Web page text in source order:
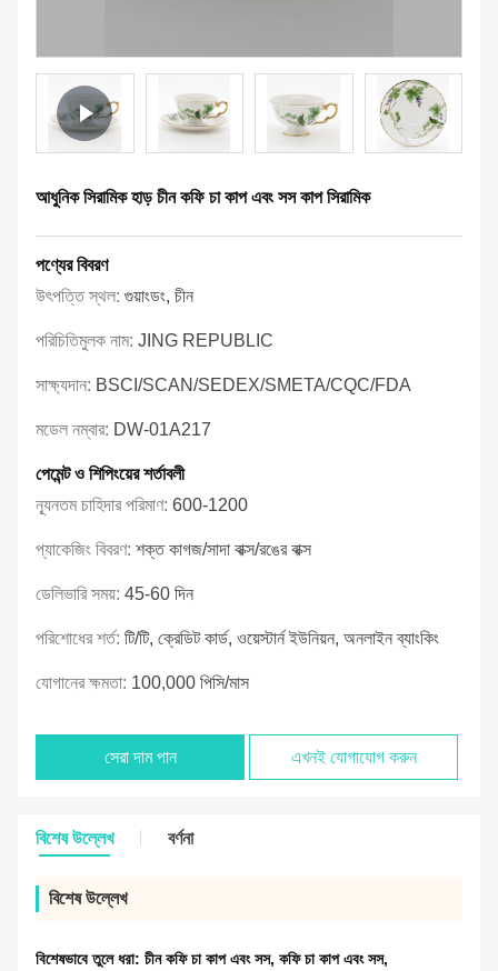
আধুনিক সিরামিক হাড় চীন কফি চা কাপ এবং সস কাপ সিরামিক
পণ্যের বিবরণ
উৎপত্তি স্থল: গুয়াংডং, চীন
পরিচিতিমুলক নাম: JING REPUBLIC
সাক্ষ্যদান: BSCI/SCAN/SEDEX/SMETA/CQC/FDA
মডেল নম্বার: DW-01A217
পেমেন্ট ও শিপিংয়ের শর্তাবলী
ন্যূনতম চাহিদার পরিমাণ: 600-1200
প্যাকেজিং বিবরণ: শক্ত কাগজ/সাদা বাক্স/রঙের বাক্স
ডেলিভারি সময়: 45-60 দিন
পরিশোধের শর্ত: টি/টি, ক্রেডিট কার্ড, ওয়েস্টার্ন ইউনিয়ন, অনলাইন ব্যাংকিং
যোগানের ক্ষমতা: 100,000 পিসি/মাস
সেরা দাম পান এখনই যোগাযোগ করুন
বিশেষ উল্লেখ বর্ণনা
বিশেষ উল্লেখ
বিশেষভাবে তুলে ধরা: চীন কফি চা কাপ এবং সস, কফি চা কাপ এবং সস,